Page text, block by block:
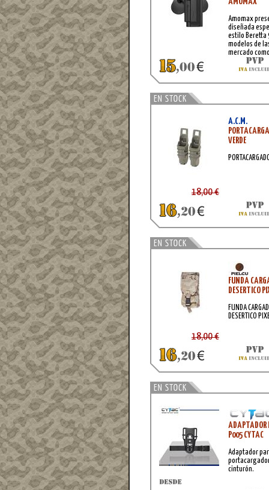
Amomax
diseñada
estilo Beretta
modelos de
mercado
WE, entre
A.C.M.
VERDE
18,00 €
FUNDA
DESERTICO
FUNDA
DESERTICO
18,00 €
ADAPTADOR
P005 CYTAC
Adaptador
cinturón.